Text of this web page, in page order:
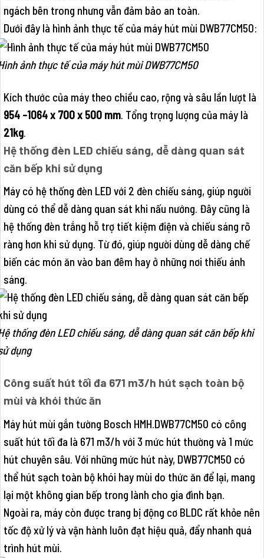
ngách bên trong nhưng vẫn đảm bảo an toàn.
Dưới đây là hình ảnh thực tế của máy hút mùi DWB77CM50:
ảnh thực tế của máy hút mùi DWB77CM50
Kích thước của máy theo chiều cao, rộng và sâu lần lượt là
954 -1064 x 700 x 500 mm. Tổng trọng lượng của máy là
21kg.
Hệ thống đèn LED chiếu sáng, dễ dàng quan sát
căn bếp khi sử dụng
Máy có hệ thống đèn LED với 2 đèn chiếu sáng, giúp người
dùng có thể dễ dàng quan sát khi nấu nướng. Đây cũng là
hệ thống đèn trắng hỗ trợ tiết kiệm điện và chiếu sáng rõ
ràng hơn khi sử dụng. Từ đó, giúp người dùng dễ dàng chế
biến các món ăn vào ban đêm hay ở những nơi thiếu ánh
sáng.
thống đèn LED chiếu sáng, dễ dàng quan sát căn bếp khi
dụng
Công suất hút tối đa 671 m3/h hút sạch toàn bộ
mùi và khói thức ăn
Máy hút mùi gắn tường Bosch HMH.DWB77CM50 có công
suất hút tối đa là 671 m3/h với 3 mức hút thường và 1 mức
hút chuyên sâu. Với những mức hút này, DWB77CM50 có
thể hút sạch toàn bộ khói hay mùi do thức ăn để lại, mang
lại một không gian bếp trong lành cho gia đình bạn.
Ngoài ra, máy còn được trang bị động cơ BLDC rất khỏe nên
tốc độ xử lý và vận hành luôn đạt hiệu quả, đẩy nhanh quá
trình hút mùi.